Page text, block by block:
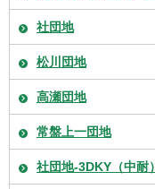
社団地
松川団地
高瀬団地
常盤上一団地
社団地-3DKY（中耐）